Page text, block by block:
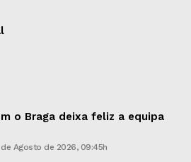
o Braga deixa feliz a equipa
de Agosto de 2026, 09:45h